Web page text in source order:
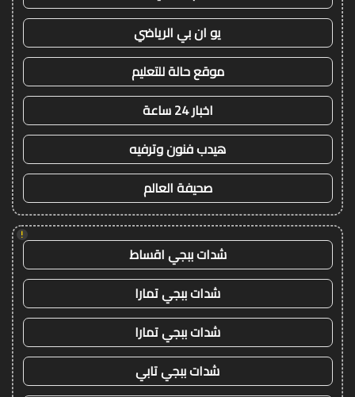
يو ان بي الرياضي
موقع حالة للتعليم
اخبار 24 ساعة
هيدب فنون وترفيه
صحيفة العالم
!
شدات ببجي اقساط
شدات ببجي تمارا
شدات ببجي تمارا
شدات ببجي تابي